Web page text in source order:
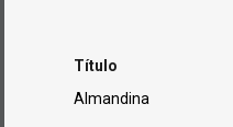
Título
Almandina